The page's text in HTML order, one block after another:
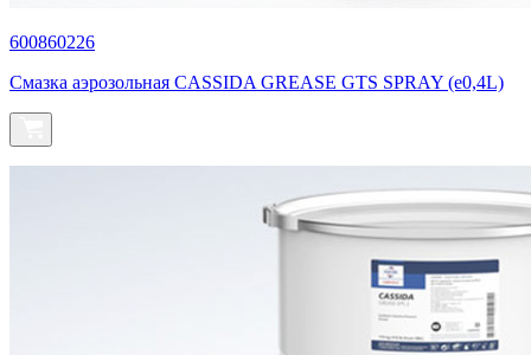
600860226
Смазка аэрозольная CASSIDA GREASE GTS SPRAY (e0,4L)